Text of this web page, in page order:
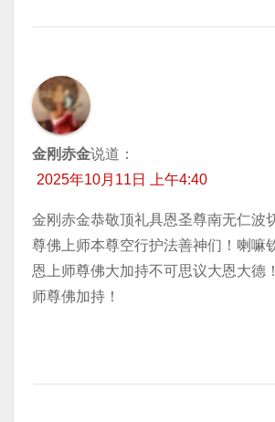
金刚赤金说道：
2025年10月11日 上午4:40
金刚赤金恭敬顶礼具恩圣尊南无仁波
尊佛上师本尊空行护法善神们！喇嘛
恩上师尊佛大加持不可思议大恩大德
师尊佛加持！